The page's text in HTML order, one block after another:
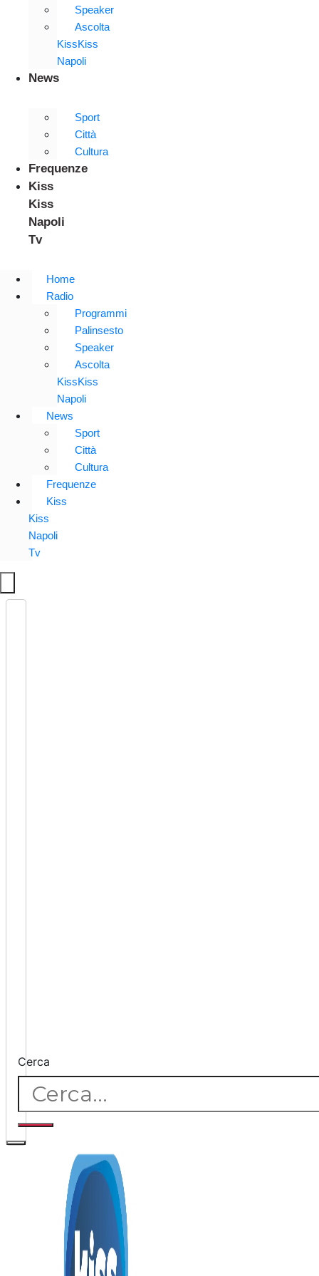
Speaker
Ascolta
KissKiss
Napoli
News
Sport
Città
Cultura
Frequenze
Kiss
Kiss
Napoli
Tv
Home
Radio
Programmi
Palinsesto
Speaker
Ascolta
KissKiss
Napoli
News
Sport
Città
Cultura
Frequenze
Kiss
Kiss
Napoli
Tv
Cerca